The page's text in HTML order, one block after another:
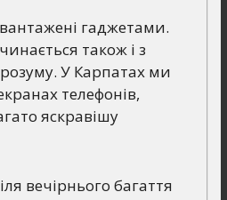
гаджетами.
також і з
розуму. У Карпатах ми
телефонів,
яскравішу
вечірнього багаття